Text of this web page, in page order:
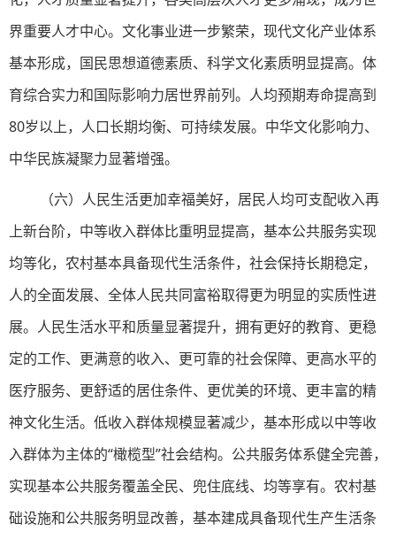
界重要人才中心。文化事业进一步繁荣，现代文化产业体系
基本形成，国民思想道德素质、科学文化素质明显提高。体
育综合实力和国际影响力居世界前列。人均预期寿命提高到
80岁以上，人口长期均衡、可持续发展。中华文化影响力、
中华民族凝聚力显著增强。
（六）人民生活更加幸福美好，居民人均可支配收入再
上新台阶，中等收入群体比重明显提高，基本公共服务实现
均等化，农村基本具备现代生活条件，社会保持长期稳定，
人的全面发展、全体人民共同富裕取得更为明显的实质性进
展。人民生活水平和质量显著提升，拥有更好的教育、更稳
定的工作、更满意的收入、更可靠的社会保障、更高水平的
医疗服务、更舒适的居住条件、更优美的环境、更丰富的精
神文化生活。低收入群体规模显著减少，基本形成以中等收
入群体为主体的“橄榄型”社会结构。公共服务体系健全完善，
实现基本公共服务覆盖全民、兜住底线、均等享有。农村基
础设施和公共服务明显改善，基本建成具备现代生产生活条